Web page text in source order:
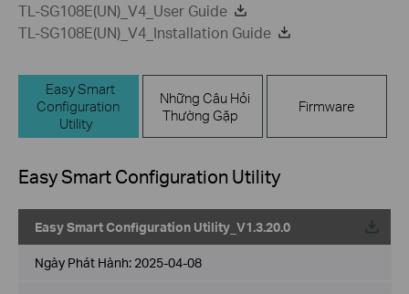
TL-SG108E(UN)_V4_User Guide
TL-SG108E(UN)_V4_Installation Guide
Easy Smart
Configuration
Utility
Những Câu Hỏi
Thường Gặp
Firmware
Easy Smart Configuration Utility
Easy Smart Configuration Utility_V1.3.20.0
Về
Ngày Phát Hành: 2025-04-08